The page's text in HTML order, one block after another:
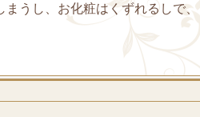
まうし、お化粧はくずれるしで